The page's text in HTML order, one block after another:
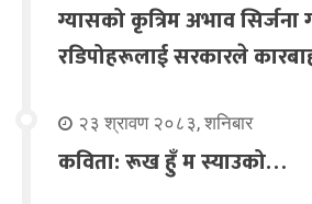
ग्यासको कृत्रिम अभाव सिर्जना
रडिपोहरूलाई सरकारले
२३ श्रावण २०८३, शनिबार
कविता: रूख हुँ म स्याउको…